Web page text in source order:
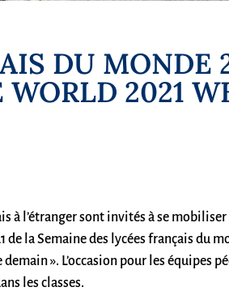
DU
2021
à l’étranger sont invités à se
la Semaine des lycées français du
». L’occasion pour les équipes
les classes.